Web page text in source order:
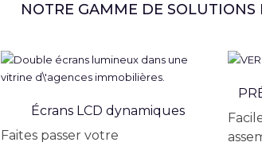
NOTRE GAMME DE
Écrans LCD dynamiques
Faites passer votre